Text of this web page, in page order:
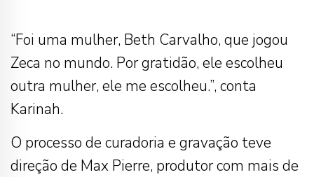
“Foi uma mulher, Beth Carvalho, que jogou
Zeca no mundo. Por gratidão, ele escolheu
outra mulher, ele me escolheu.”, conta
Karinah.
O processo de curadoria e gravação teve
direção de Max Pierre, produtor com mais de